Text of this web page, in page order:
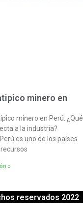
minero en
minero en Perú: ¿Qué
a la industria?
es uno de los países
»
reservados 2022